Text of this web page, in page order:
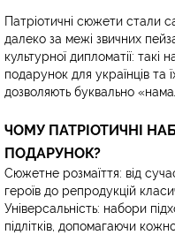
Патріотичні сюжети стали
далеко за межі звичних
культурної дипломатії:
подарунок для українців та
дозволяють буквально
ЧОМУ ПАТРІОТИЧНІ
ПОДАРУНОК?
Сюжетне розмаїття: від
героїв до репродукцій
Універсальність: набори
підлітків, допомагаючи